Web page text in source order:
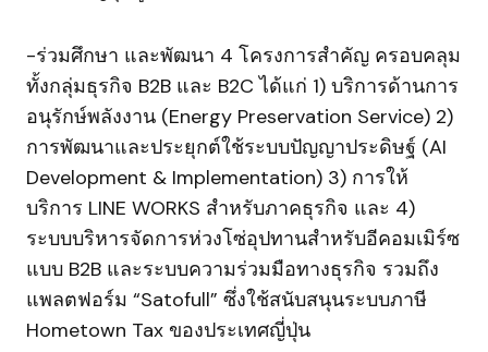
-ร่วมศึกษา และพัฒนา 4 โครงการสำคัญ ครอบคลุม
ทั้งกลุ่มธุรกิจ B2B และ B2C ได้แก่ 1) บริการด้านการ
อนุรักษ์พลังงาน (Energy Preservation Service) 2)
การพัฒนาและประยุกต์ใช้ระบบปัญญาประดิษฐ์ (AI
Development & Implementation) 3) การให้
บริการ LINE WORKS สำหรับภาคธุรกิจ และ 4)
ระบบบริหารจัดการห่วงโซ่อุปทานสำหรับอีคอมเมิร์ซ
แบบ B2B และระบบความร่วมมือทางธุรกิจ รวมถึง
แพลตฟอร์ม “Satofull” ซึ่งใช้สนับสนุนระบบภาษี
Hometown Tax ของประเทศญี่ปุ่น